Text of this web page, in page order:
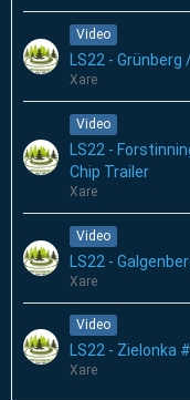
Video
LS22 -
Xare
Video
LS22 -
Chip Trailer
Xare
Video
LS22 -
Xare
Video
LS22 - Zielonka
Xare